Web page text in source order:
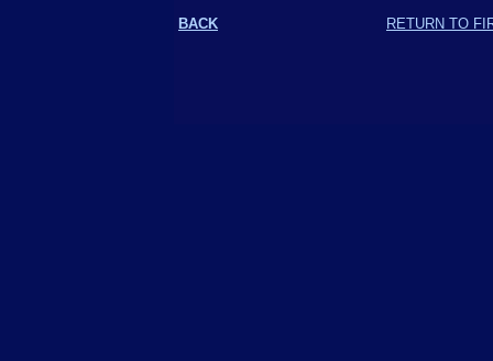
BACK RETURN TO